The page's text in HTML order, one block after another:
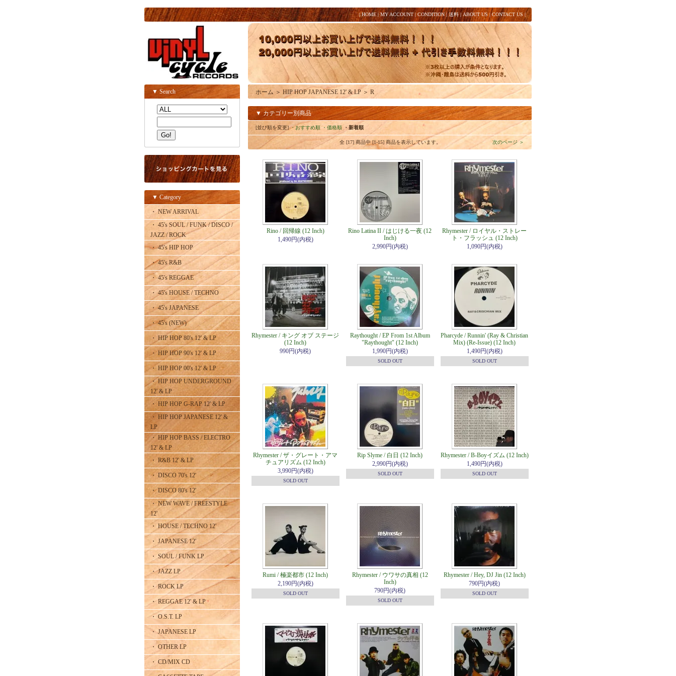
|HOME|MY ACCOUNT |CONDITION |送料| ABOUT US |CONTACT US |
▼ Search
▼ Category
・ NEW ARRIVAL
・ 45's SOUL / FUNK / DISCO /
JAZZ / ROCK
・ 45's HIP HOP
・ 45's R&B
・ 45's REGGAE
・ 45's HOUSE / TECHNO
・ 45's JAPANESE
・ 45's (NEW)
・ HIP HOP 80's 12' & LP
・ HIP HOP 90's 12' & LP
・ HIP HOP 00's 12' & LP
・ HIP HOP UNDERGROUND
12' & LP
・ HIP HOP G-RAP 12' & LP
・ HIP HOP JAPANESE 12' &
LP
・ HIP HOP BASS / ELECTRO
12' & LP
・ R&B 12' & LP
・ DISCO 70's 12'
・ DISCO 80's 12'
・ NEW WAVE / FREESTYLE
12'
・ HOUSE / TECHNO 12'
・ JAPANESE 12'
・ SOUL / FUNK LP
・ JAZZ LP
・ ROCK LP
・ REGGAE 12' & LP
・ O.S.T. LP
・ JAPANESE LP
・ OTHER LP
・ CD/MIX CD
ホーム ＞ HIP HOP JAPANESE 12' & LP ＞ R
▼ カテゴリー別商品
[並び順を変更]・おすすめ順 ・価格順 ・新着順
全 [17] 商品中 [1-15] 商品を表示しています。 次のページ ＞
Rino / 回帰線 (12 Inch)
1,490円(内税)
Rino Latina II / はじける一夜 (12
Inch)
2,990円(内税)
Rhymester / ロイヤル・ストレー
ト・フラッシュ (12 Inch)
1,090円(内税)
Rhymester / キング オブ ステージ
(12 Inch)
990円(内税)
Raythought / EP From 1st Album
"Raythought" (12 Inch)
1,990円(内税)
SOLD OUT
Pharcyde / Runnin' (Ray & Christian
Mix) (Re-Issue) (12 Inch)
1,490円(内税)
SOLD OUT
Rhymester / ザ・グレート・アマ
チュアリズム (12 Inch)
3,990円(内税)
SOLD OUT
Rip Slyme / 白日 (12 Inch)
2,990円(内税)
SOLD OUT
Rhymester / B-Boyイズム (12 Inch)
1,490円(内税)
SOLD OUT
Rumi / 極楽都市 (12 Inch)
2,190円(内税)
SOLD OUT
Rhymester / ウワサの真相 (12
Inch)
790円(内税)
SOLD OUT
Rhymester / Hey, DJ Jin (12 Inch)
790円(内税)
SOLD OUT